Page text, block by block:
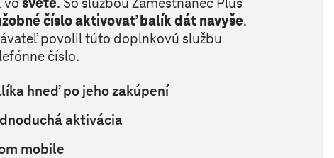
vo svete. So službou Zamestnanec Plus
číslo aktivovať balík dát navyše.
povolil túto doplnkovú službu
číslo.
hneď po jeho zakúpení
aktivácia
mobile